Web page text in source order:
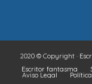
2020 © Copyright ·
Escritor fantasma
Aviso Legal